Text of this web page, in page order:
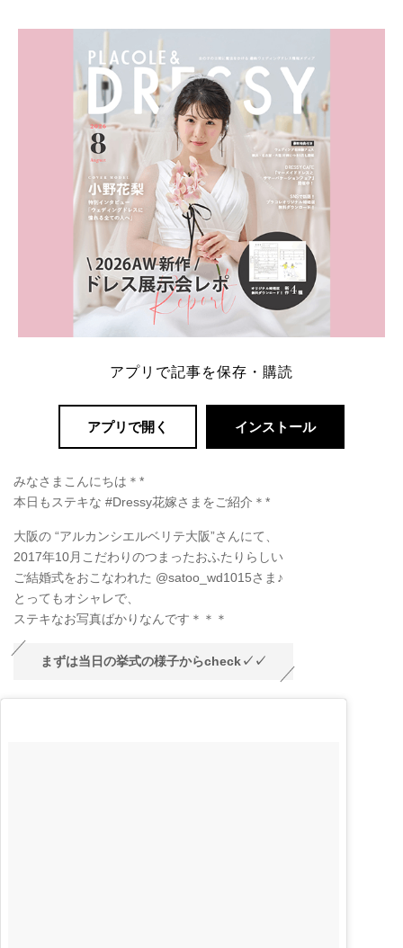
アプリで記事を保存・購読
アプリで開く インストール
みなさまこんにちは＊*
本日もステキな #Dressy花嫁さまをご紹介＊*
大阪の “アルカンシエルベリテ大阪”さんにて、
2017年10月こだわりのつまったおふたりらしい
ご結婚式をおこなわれた @satoo_wd1015さま♪
とってもオシャレで、
ステキなお写真ばかりなんです＊＊＊
まずは当日の挙式の様子からcheck✓✓